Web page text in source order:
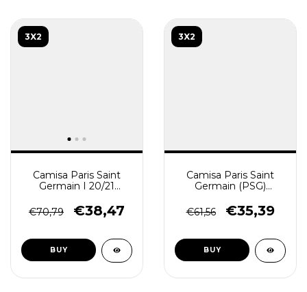
3X2
Camisa Paris Saint
Germain I 20/21
Azul
€70,79 €38,47
BUY
3X2
Camisa Paris Saint
Germain (PSG)
Masculina - Azul
Vermelha
€61,56 €35,39
BUY